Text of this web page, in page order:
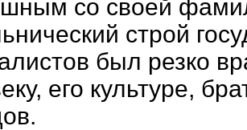
со своей
строй
был резко
его культуре,